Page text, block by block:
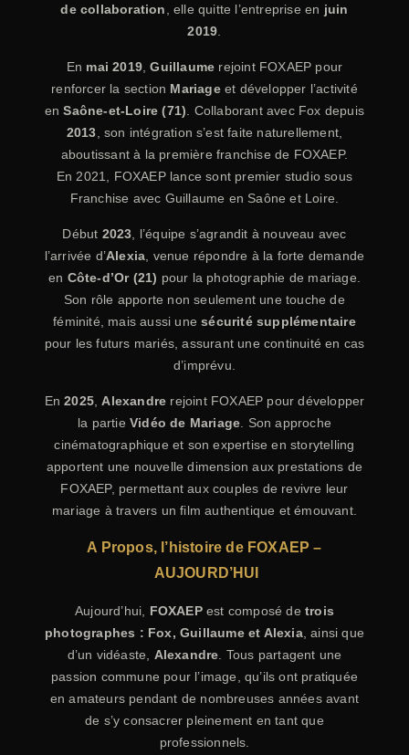
de collaboration
, elle quitte l’entreprise en juin
2019
En mai 2019 ,Guillaume rejoint FOXAEP pour
renforcer la section Mariageet développer l’activité
enSaône-et-Loire (71) . Collaborant avec Fox depuis
2013 , son intégration s’est faite naturellement,
aboutissant à la première franchise de FOXAEP.
En 2021, FOXAEP lance sont premier studio sous
Franchise avec Guillaume en Saône et Loire.
Début 2023 , l’équipe s’agrandit à nouveau avec
l’arrivée d’Alexia , venue répondre à la forte demande
en Côte-d’Or (21) pour la photographie de mariage.
Son rôle apporte non seulement une touche de
féminité, mais aussi unesécurité supplémentaire
pour les futurs mariés, assurant une continuité en cas
d’imprévu.
En2025 Alexandre rejoint FOXAEP pour développer
la partie Vidéo de Mariage . Son approche
cinématographique et son expertise en storytelling
apportent une nouvelle dimension aux prestations de
FOXAEP, permettant aux couples de revivre leur
mariage à travers un film authentique et émouvant.
A Propos, l’histoire de FOXAEP –
AUJOURD’HUI
Aujourd’hui, FOXAEPest composé de trois
photographes : Fox, Guillaume et Alexia, ainsi que
d’un vidéaste, Alexandre . Tous partagent une
passion commune pour l’image, qu’ils ont pratiquée
en amateurs pendant de nombreuses années avant
de s’y consacrer pleinement en tant que
professionnels.